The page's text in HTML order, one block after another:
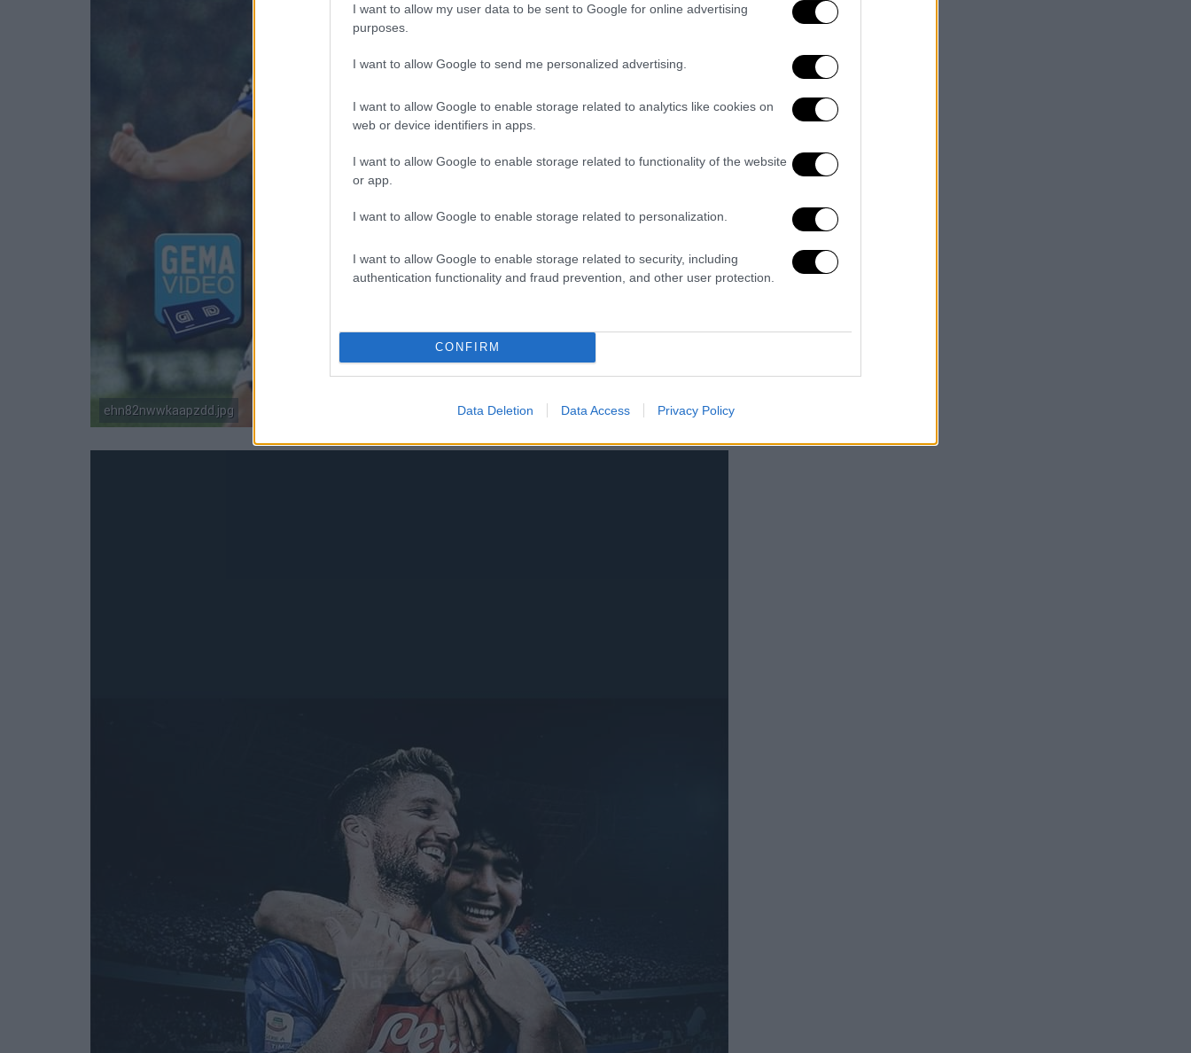
I want to allow my user data to be sent to Google for online advertising
purposes.
I want to allow Google to send me personalized advertising.
I want to allow Google to enable storage related to analytics like cookies on
web or device identifiers in apps.
I want to allow Google to enable storage related to functionality of the website
or app.
I want to allow Google to enable storage related to personalization.
I want to allow Google to enable storage related to security, including
authentication functionality and fraud prevention, and other user protection.
CONFIRM
Data Deletion Data Access Privacy Policy
ehn82nwwkaapzdd.jpg